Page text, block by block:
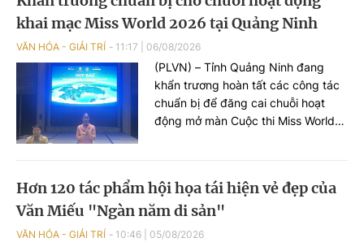
khai mạc Miss World 2026 tại Quảng Ninh
VĂN HÓA - GIẢI TRÍ 11:17 06/08/2026
(PLVN) – Tỉnh Quảng Ninh đang
khẩn trương hoàn tất các công tác
chuẩn bị để đăng cai chuỗi hoạt
động mở màn Cuộc thi Miss World
nhiên, văn hóa, con người, môi
trường đầu tư và tiềm năng phát
triển của Quảng Ninh tới bạn bè
Hơn 120 tác phẩm hội họa tái hiện vẻ đẹp của
Văn Miếu "Ngàn năm di sản"
VĂN HÓA - GIẢI TRÍ 10:46 05/08/2026